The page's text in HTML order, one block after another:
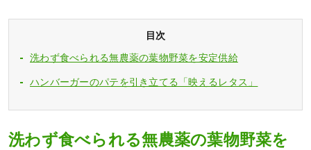
目次
洗わず食べられる無農薬の葉物野菜を安定供給
ハンバーガーのパテを引き立てる「映えるレタス」
洗わず食べられる無農薬の葉物野菜を